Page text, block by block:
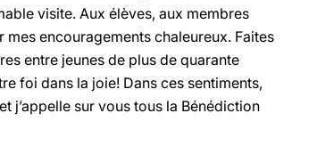
visite. Aux élèves, aux membres
encouragements chaleureux. Faites
entre jeunes de plus de quarante
foi dans la joie! Dans ces sentiments,
j’appelle sur vous tous la Bénédiction